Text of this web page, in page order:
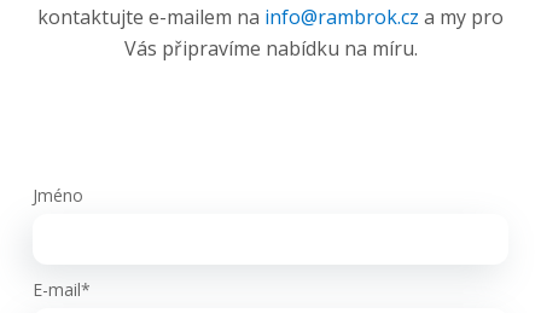
kontaktujte e-mailem na info@rambrok.cz a my pro
Vás připravíme nabídku na míru.
Jméno
E-mail*